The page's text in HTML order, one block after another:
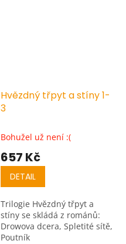
Hvězdný třpyt a stíny 1-
3
Bohužel už není :(
657 Kč
DETAIL
Trilogie Hvězdný třpyt a
stíny se skládá z románů:
Drowova dcera, Spletité sítě,
Poutník